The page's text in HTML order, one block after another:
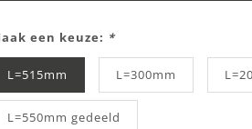
een keuze: *
L=515mm L=300mm
L=550mm gedeeld